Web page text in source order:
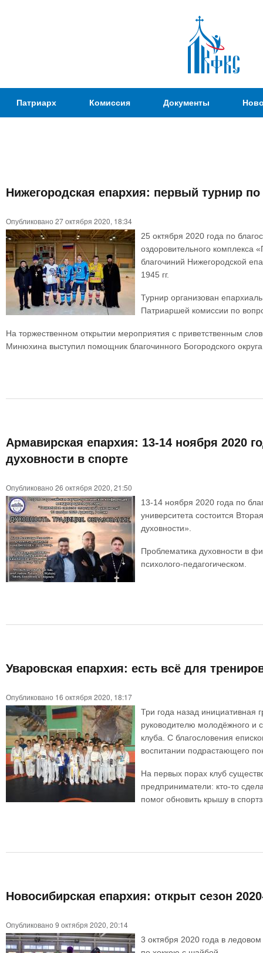
Патриаршая
Комиссия
спорта
Патриарх Комиссия Документы
здесь
Нижегородская епархия: первый турнир
Опубликовано 27 октября 2020, 18:34
25 октября 2020 года по
оздоровительного комплекса
благочиний Нижегородской
1945 гг.
Турнир организован
Патриаршей комиссии по
На торжественном открытии мероприятия с приветственным
Минюхина выступил помощник благочинного Богородского
Армавирская епархия: 13-14 ноября 2020
духовности в спорте
Опубликовано 26 октября 2020, 21:50
13-14 ноября 2020 года по
университета состоится
духовности».
Проблематика духовности в
психолого-педагогическом.
Уваровская епархия: есть всё для
Опубликовано 16 октября 2020, 18:17
Три года назад инициативная
руководителю молодёжного и
клуба. С благословения
воспитании подрастающего
На первых порах клуб
предприниматели: кто-то
помог обновить крышу в
Новосибирская епархия: открыт сезон
Опубликовано 9 октября 2020, 20:14
3 октября 2020 года в